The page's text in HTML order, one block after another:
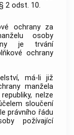
2 odst. 10.
ochrany za
osoby
je trvání
ochrany
má-li již
manžela
nelze
sloučení
právního řádu
požívající